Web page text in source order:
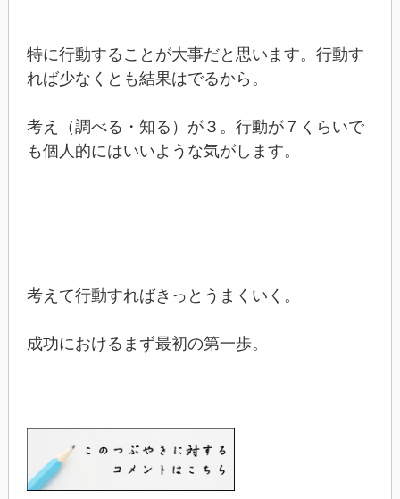
特に行動することが大事だと思います。行動す
れば少なくとも結果はでるから。
考え（調べる・知る）が３。行動が７くらいで
も個人的にはいいような気がします。
考えて行動すればきっとうまくいく。
成功におけるまず最初の第一歩。